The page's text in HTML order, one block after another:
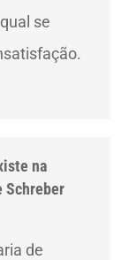
se
na
Schreber
de